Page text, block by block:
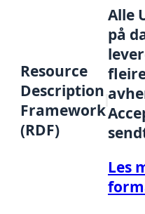
Resource
Description
Framework
(RDF)
Alle
på
Les